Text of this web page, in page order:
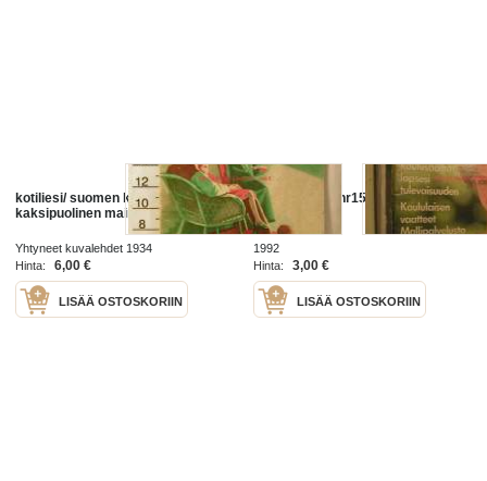
kotiliesi/ suomen kuvalehti
kaksipuolinen mainoslehti
Yhtyneet kuvalehdet 1934
Hinta:
6,00 €
LISÄÄ OSTOSKORIIN
kotiliesi 1992 nr15
1992
Hinta:
3,00 €
LISÄÄ OSTOSKORIIN